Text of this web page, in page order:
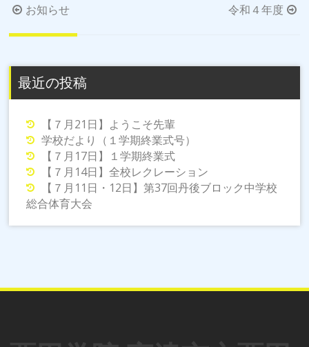
投
稿
ビ
ゲ
お知らせ 令和４年度
最近の投稿
【７月21日】ようこそ先輩
学校だより（１学期終業式号）
【７月17日】１学期終業式
【７月14日】全校レクレーション
【７月11日・12日】第37回丹後ブロック中学校
総合体育大会